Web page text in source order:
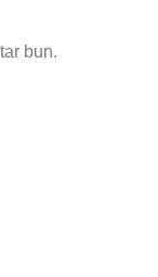
bun.